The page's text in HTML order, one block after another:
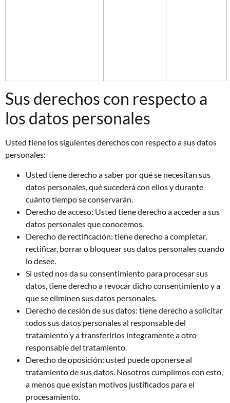
Sus derechos con respecto a
los datos personales
Usted tiene los siguientes derechos con respecto a sus datos
personales:
Usted tiene derecho a saber por qué se necesitan sus
datos personales, qué sucederá con ellos y durante
cuánto tiempo se conservarán.
Derecho de acceso: Usted tiene derecho a acceder a sus
datos personales que conocemos.
Derecho de rectificación: tiene derecho a completar,
rectificar, borrar o bloquear sus datos personales cuando
lo desee.
Si usted nos da su consentimiento para procesar sus
datos, tiene derecho a revocar dicho consentimiento y a
que se eliminen sus datos personales.
Derecho de cesión de sus datos: tiene derecho a solicitar
todos sus datos personales al responsable del
tratamiento y a transferirlos íntegramente a otro
responsable del tratamiento.
Derecho de oposición: usted puede oponerse al
tratamiento de sus datos. Nosotros cumplimos con esto,
a menos que existan motivos justificados para el
procesamiento.